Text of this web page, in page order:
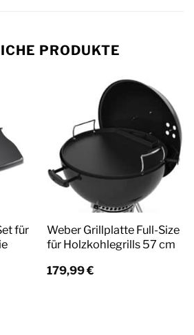
PRODUKTE
für
Weber Grillplatte Full-Size
für Holzkohlegrills 57 cm
179,99€